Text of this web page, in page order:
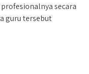
secara
guru tersebut